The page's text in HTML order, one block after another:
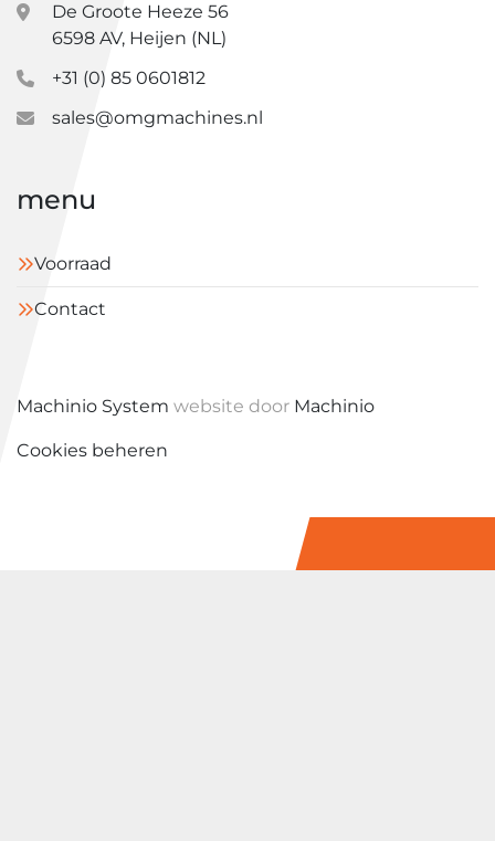
De Groote Heeze 56
6598 AV, Heijen (NL)
+31 (0) 85 0601812
sales@omgmachines.nl
menu
Voorraad
Contact
Machinio System website door Machinio
Cookies beheren